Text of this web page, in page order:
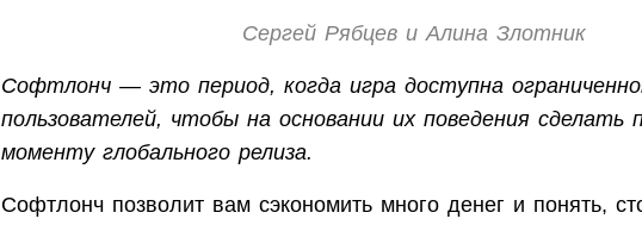
Сергей Рябцев и Алина Злотник
Софтлонч — это период, когда игра доступна
пользователей, чтобы на основании их поведения сделать
моменту глобального релиза.
Софтлонч позволит вам сэкономить много денег и понять,